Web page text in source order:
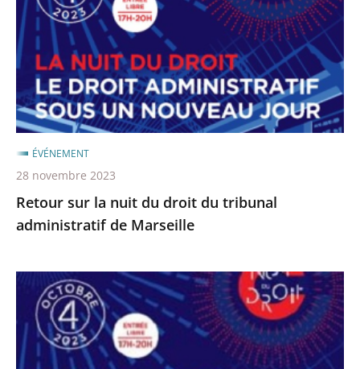
du
droit
du
tribunal
administratif
de
Marseille
Retour sur la nuit du droit du tribunal
administratif de Marseille
ÉVÉNEMENT
28 novembre 2023
nuit
du
droit